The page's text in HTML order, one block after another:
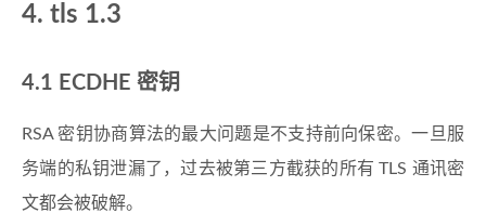
4. tls 1.3
4.1 ECDHE 密钥
RSA 密钥协商算法的最大问题是不支持前向保密。一旦服
务端的私钥泄漏了，过去被第三方截获的所有 TLS 通讯密
文都会被破解。